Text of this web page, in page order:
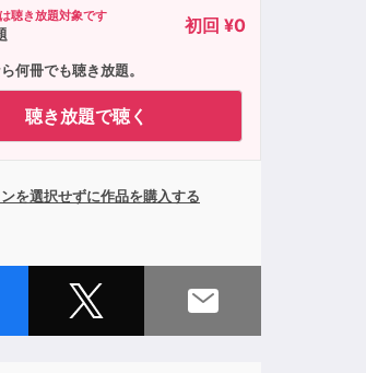
聴き放題対象です 初回 ¥0
何冊でも聴き放題。
聴き放題で聴く
を選択せずに作品を購入する